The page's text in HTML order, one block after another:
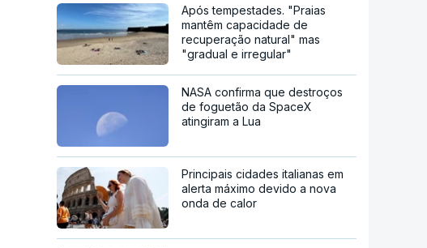
Após tempestades. "Praias
mantêm capacidade de
recuperação natural" mas
"gradual e irregular"
NASA confirma que destroços
de foguetão da SpaceX
atingiram a Lua
Principais cidades italianas em
alerta máximo devido a nova
onda de calor